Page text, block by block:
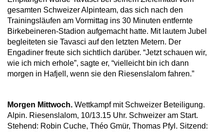
gesamten Schweizer Alpinteam, das sich nach den
Trainingsläufen am Vormittag ins 30 Minuten entfernte
Birkebeineren-Stadion aufgemacht hatte. Mit lautem Jubel
begleiteten sie Tavasci auf den letzten Metern. Der
Engadiner freute sich sichtlich darüber. “Jetzt schauen wir,
wie ich mich erhole”, sagte er, “vielleicht bin ich dann
morgen in Hafjell, wenn sie den Riesenslalom fahren.”
Morgen Mittwoch. Wettkampf mit Schweizer Beteiligung.
Alpin. Riesenslalom, 10/13.15 Uhr. Schweizer am Start.
Stehend: Robin Cuche, Théo Gmür, Thomas Pfyl. Sitzend: